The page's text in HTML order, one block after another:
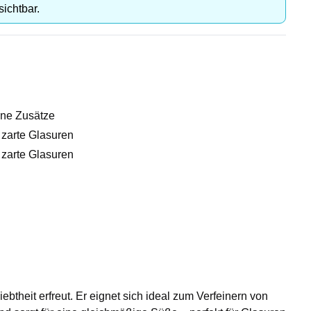
Zusätze
Glasuren
Glasuren
erfreut. Er eignet sich ideal zum Verfeinern von